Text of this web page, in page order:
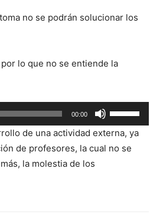
arriba/abajo
o
el
volumen.
no se podrán solucionar los
lo que no se entiende la
00:00
las
teclas
de
de una actividad externa, ya
de profesores, la cual no se
la molestia de los